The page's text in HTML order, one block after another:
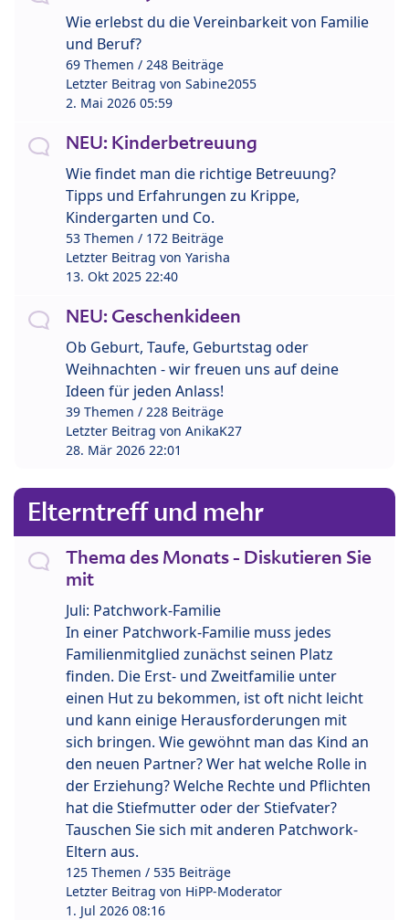
Wie erlebst du die Vereinbarkeit von Familie
und Beruf?
69 Themen / 248 Beiträge
Letzter Beitrag von Sabine2055
2. Mai 2026 05:59
NEU: Kinderbetreuung
Wie findet man die richtige Betreuung?
Tipps und Erfahrungen zu Krippe,
Kindergarten und Co.
53 Themen / 172 Beiträge
Letzter Beitrag von Yarisha
13. Okt 2025 22:40
NEU: Geschenkideen
Ob Geburt, Taufe, Geburtstag oder
Weihnachten - wir freuen uns auf deine
Ideen für jeden Anlass!
39 Themen / 228 Beiträge
Letzter Beitrag von AnikaK27
28. Mär 2026 22:01
Elterntreff und mehr
Thema des Monats - Diskutieren Sie
mit
Juli: Patchwork-Familie
In einer Patchwork-Familie muss jedes
Familienmitglied zunächst seinen Platz
finden. Die Erst- und Zweitfamilie unter
einen Hut zu bekommen, ist oft nicht leicht
und kann einige Herausforderungen mit
sich bringen. Wie gewöhnt man das Kind an
den neuen Partner? Wer hat welche Rolle in
der Erziehung? Welche Rechte und Pflichten
hat die Stiefmutter oder der Stiefvater?
Tauschen Sie sich mit anderen Patchwork-
Eltern aus.
125 Themen / 535 Beiträge
Letzter Beitrag von HiPP-Moderator
1. Jul 2026 08:16